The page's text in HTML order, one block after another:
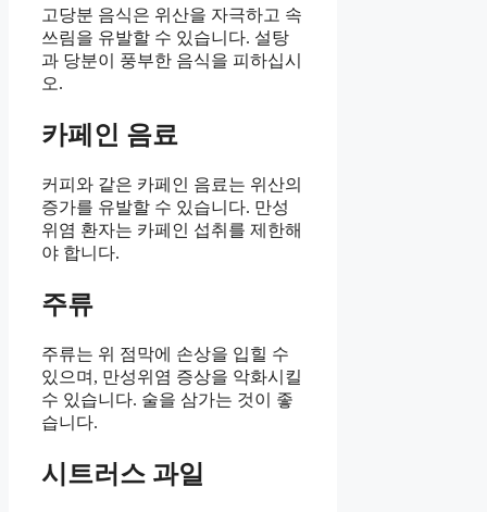
고당분 음식은 위산을 자극하고 속
쓰림을 유발할 수 있습니다. 설탕
과 당분이 풍부한 음식을 피하십시
오.
카페인 음료
커피와 같은 카페인 음료는 위산의
증가를 유발할 수 있습니다. 만성
위염 환자는 카페인 섭취를 제한해
야 합니다.
주류
주류는 위 점막에 손상을 입힐 수
있으며, 만성위염 증상을 악화시킬
수 있습니다. 술을 삼가는 것이 좋
습니다.
시트러스 과일